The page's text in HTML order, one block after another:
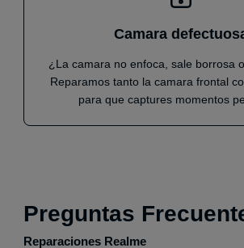
Camara
¿La camara no enfoca, sale borrosa
Reparamos tanto la camara frontal
para que captures momentos
Preguntas
Reparaciones Realme